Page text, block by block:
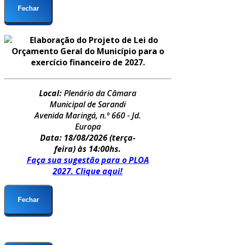
Fechar
Elaboração do Projeto de Lei do
Orçamento Geral do Município para o
exercício financeiro de 2027.
Local:Plenário da Câmara
Municipal de Sarandi
Avenida Maringá, n.º 660 - Jd.
Europa
Data: 18/08/2026(terça-
feira) às 14:00hs.
Faça sua sugestão para o PLOA
2027. Clique aqui!
Fechar